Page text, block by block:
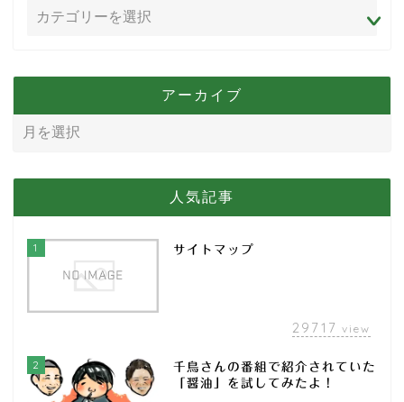
アーカイブ
人気記事
1 サイトマップ
29717 view
2
千鳥さんの番組で紹介されていた
「醤油」を試してみたよ！